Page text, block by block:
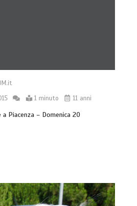
1 minuto 11 anni
a Piacenza – Domenica 20